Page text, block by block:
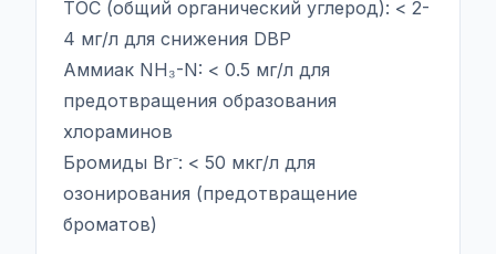
TOC (общий органический углерод): < 2-
4 мг/л для снижения DBP
Аммиак NH₃-N: < 0.5 мг/л для
предотвращения образования
хлораминов
Бромиды Br⁻: < 50 мкг/л для
озонирования (предотвращение
броматов)